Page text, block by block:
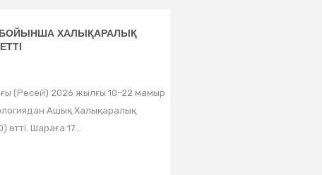
ХАЛЫҚАРАЛЫҚ
(Ресей) 2026 жылғы 10–22 мамыр
Ашық Халықаралық
өтті. Шараға 17...